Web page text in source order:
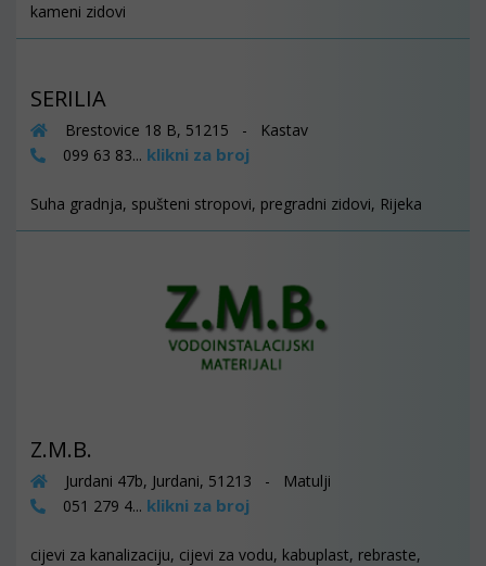
kameni zidovi
SERILIA
Brestovice 18 B, 51215 - Kastav
099 63 83... klikni za broj
Suha gradnja, spušteni stropovi, pregradni zidovi, Rijeka
Z.M.B.
Jurdani 47b, Jurdani, 51213 - Matulji
051 279 4... klikni za broj
cijevi za kanalizaciju, cijevi za vodu, kabuplast, rebraste,